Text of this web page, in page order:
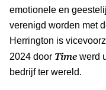
emotionele en
verenigd worden met
Herrington is
2024 door Time werd
bedrijf ter wereld.